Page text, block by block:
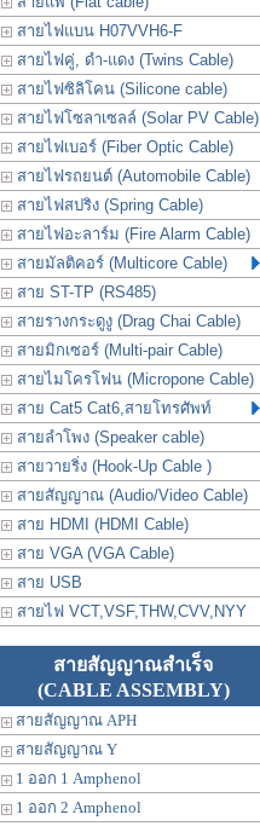
สายไฟแบน H07VVH6-F
สายไฟคู่, ดำ-แดง (Twins Cable)
สายไฟซิลิโคน (Silicone cable)
สายไฟโซลาเซลล์ (Solar PV Cable)
สายไฟเบอร์ (Fiber Optic Cable)
สายไฟรถยนต์ (Automobile Cable)
สายไฟสปริง (Spring Cable)
สายไฟอะลาร์ม (Fire Alarm Cable)
สายมัลติคอร์ (Multicore Cable)
สาย ST-TP (RS485)
สายรางกระดูงู (Drag Chai Cable)
สายมิกเซอร์ (Multi-pair Cable)
สายไมโครโฟน (Micropone Cable)
สาย Cat5 Cat6,สายโทรศัพท์
สายลำโพง (Speaker cable)
สายวายริ่ง (Hook-Up Cable )
สายสัญญาณ (Audio/Video Cable)
สาย HDMI (HDMI Cable)
สาย VGA (VGA Cable)
สาย USB
สายไฟ VCT,VSF,THW,CVV,NYY
สายสัญญาณสำเร็จ
(CABLE ASSEMBLY)
สายสัญญาณ APH
สายสัญญาณ Y
1 ออก 1 Amphenol
1 ออก 2 Amphenol